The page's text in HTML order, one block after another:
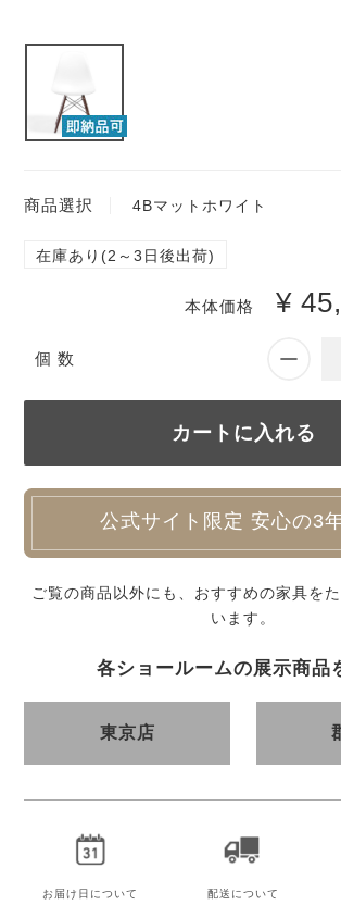
商品選択 4Bマットホワイト
在庫あり(2～3日後出荷)
個 数
本体価格 ¥
公式サイト限定 安心の3
ご覧の商品以外にも、おすすめの家具を
います。
各ショールームの展示商品
東京店
お届け日 について 配送について